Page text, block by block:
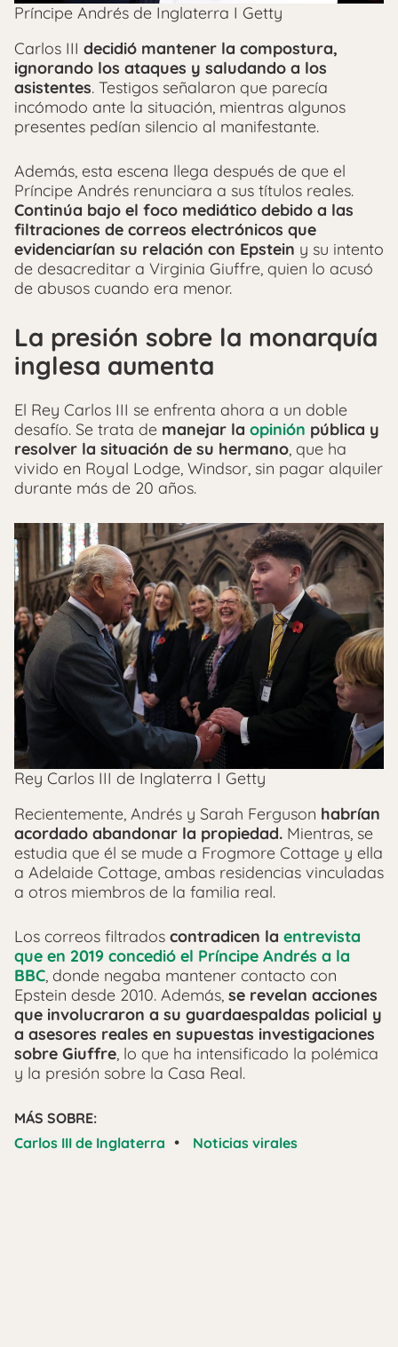
Príncipe Andrés de Inglaterra I Getty
Carlos III decidió mantener la compostura,
ignorando los ataques y saludando a los
asistentes. Testigos señalaron que parecía
incómodo ante la situación, mientras algunos
presentes pedían silencio al manifestante.
Además, esta escena llega después de que el
Príncipe Andrés renunciara a sus títulos reales.
Continúa bajo el foco mediático debido a las
filtraciones de correos electrónicos que
evidenciarían su relación con Epstein y su intento
de desacreditar a Virginia Giuffre, quien lo acusó
de abusos cuando era menor.
La presión sobre la monarquía
inglesa aumenta
El Rey Carlos III se enfrenta ahora a un doble
desafío. Se trata de manejar la opinión pública y
resolver la situación de su hermano, que ha
vivido en Royal Lodge, Windsor, sin pagar alquiler
durante más de 20 años.
Rey Carlos III de Inglaterra I Getty
Recientemente, Andrés y Sarah Ferguson habrían
acordado abandonar la propiedad. Mientras, se
estudia que él se mude a Frogmore Cottage y ella
a Adelaide Cottage, ambas residencias vinculadas
a otros miembros de la familia real.
Los correos filtrados contradicen la entrevista
que en 2019 concedió el Príncipe Andrés a la
BBC, donde negaba mantener contacto con
Epstein desde 2010. Además, se revelan acciones
que involucraron a su guardaespaldas policial y
a asesores reales en supuestas investigaciones
sobre Giuffre, lo que ha intensificado la polémica
y la presión sobre la Casa Real.
MÁS SOBRE:
Carlos III de Inglaterra • Noticias virales